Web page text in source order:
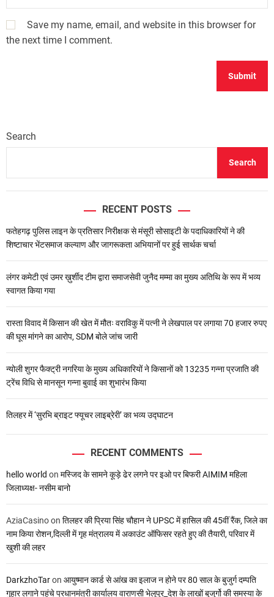
Save my name, email, and website in this browser for
the next time I comment.
Search
Search
RECENT POSTS
फतेहगढ़ पुलिस लाइन के प्रतिसार निरीक्षक से मंसूरी सोसाइटी के पदाधिकारियों ने की
शिष्टाचार भेंटसमाज कल्याण और जागरूकता अभियानों पर हुई सार्थक चर्चा
लंगर कमेटी एवं उमर ख़ुर्शीद टीम द्वारा समाजसेवी जुनैद मम्मा का मुख्य अतिथि के रूप में भव्य
स्वागत किया गया
रास्ता विवाद में किसान की खेत में मौतः वराविकु में पत्नी ने लेखपाल पर लगाया 70 हजार रुपए
की घूस मांगने का आरोप, SDM बोले जांच जारी
न्योली शुगर फैक्ट्री नगरिया के मुख्य अधिकारियों ने किसानों को 13235 गन्ना प्रजाति की
ट्रेंच विधि से मानसून गन्ना बुवाई का शुभारंभ किया
तिलहर में ‘सुरभि ब्राइट फ्यूचर लाइब्रेरी’ का भव्य उद्घाटन
RECENT COMMENTS
hello world on मस्जिद के सामने कूड़े ढेर लगने पर इओ पर बिफरी AIMIM महिला
जिलाध्यक्ष- नसीम बानो
AziaCasinoon तिलहर की प्रिया सिंह चौहान ने UPSC में हासिल की 45वीं रैंक, जिले का
नाम किया रोशन,दिल्ली में गृह मंत्रालय में अकाउंट ऑफिसर रहते हुए की तैयारी, परिवार में
खुशी की लहर
DarkzhoTaron आयुष्मान कार्ड से आंख का इलाज न होने पर 80 साल के बुजुर्ग दम्पति
गुहार लगाने पहुंचे प्रधानमंत्री कार्यालय वाराणसी भेलूपुर_देश के लाखों बुजुर्गो की समस्या के